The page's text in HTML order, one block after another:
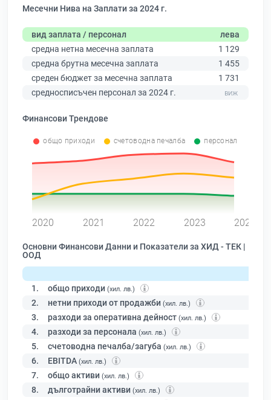
Месечни Нива на Заплати за 2024 г.
вид заплата / персонал
лева
средна нетна месечна заплата
1 129
средна брутна месечна заплата
1 455
среден бюджет за месечна заплата
1 731
средносписъчен персонал за 2024 г.
Финансови Трендове
общо приходи счетоводна печалба персонал
2020 2021 2022 2023 2024
Основни Финансови Данни и Показатели за ХИД - ТЕК |
ООД
1. общо приходи (хил. лв.)
2. нетни приходи от продажби (хил. лв.)
3. разходи за оперативна дейност (хил. лв.)
4. разходи за персонала (хил. лв.)
5. счетоводна печалба/загуба (хил. лв.)
6. EBITDA (хил. лв.)
7. общо активи (хил. лв.)
8. дълготрайни активи (хил. лв.)